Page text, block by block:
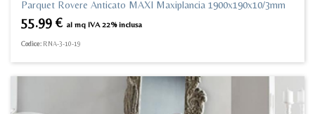
Parquet Rovere Anticato MAXI Maxiplancia 1900x190x10/3mm
55.99 € al mq IVA 22% inclusa
Codice: RNA-3-10-19